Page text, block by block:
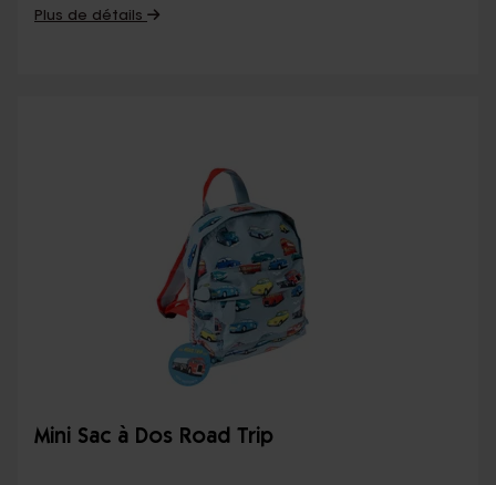
Plus de détails
Mini Sac à Dos Road Trip